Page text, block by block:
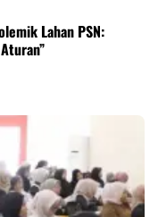
Lahan PSN: